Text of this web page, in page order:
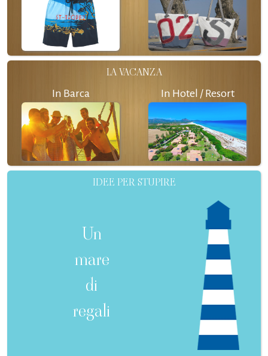
LA VACANZA
In Barca In Hotel / Resort
IDEE PER STUPIRE
Un
mare
di
regali